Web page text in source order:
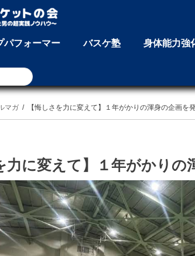
パフォーマー バスケ塾 身体能力強
マガ 【悔しさを力に変えて】１年がかりの渾身の企画を
力に変えて】１年がかりの